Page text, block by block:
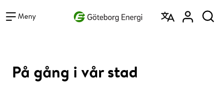
Meny
På gång i vår stad